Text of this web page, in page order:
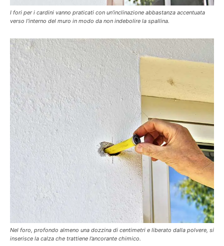
I fori per i cardini vanno praticati con un’inclinazione abbastanza accentuata
verso l’interno del muro in modo da non indebolire la spallina.
Nel foro, profondo almeno una dozzina di centimetri e liberato dalla polvere, si
inserisce la calza che trattiene l’ancorante chimico.